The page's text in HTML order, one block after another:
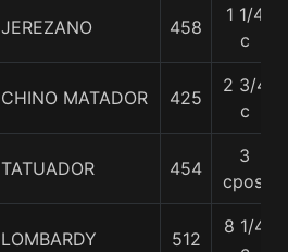
JEREZANO 458
1 1/4
c
CHINO MATADOR 425
2 3/4
c
TATUADOR 454
3
cpos.
LOMBARDY 512
8 1/4